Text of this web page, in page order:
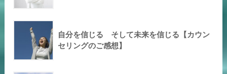
自分を信じる そして未来を信じる【カウン
セリングのご感想】